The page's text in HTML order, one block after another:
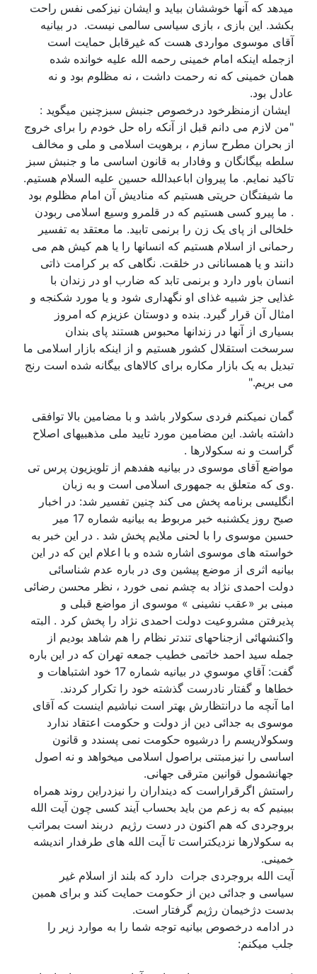
میدهد که آنها خوششان بیاید و ایشان نیزکمی نفس راحت
بکشد. این بازی ، بازی سیاسی سالمی نیست. در بیانیه
آقای موسوی مواردی هست که غیرقابل حمایت است
ازجمله اینکه امام خمینی رحمه الله علیه خوانده شده
همان خمینی که نه رحمت داشت ، نه مظلوم بود و نه
عادل بود.
ایشان ازمنظرخود درخصوص جنبش سبزچنین میگوید :
"من لازم می دانم قبل از آنکه راه حل خودم را برای خروج
از بحران مطرح سازم ، برهویت اسلامی و ملی و مخالف
سلطه بیگانگان و وفادار به قانون اساسی ما و جنبش سبز
تاکید نمایم. ما پیروان اباعبدالله حسین علیه السلام هستیم.
ما شیفتگان حریتی هستیم که منادیش آن امام مظلوم بود
. ما پیرو کسی هستیم که در قلمرو وسیع اسلامی ربودن
خلخالی از پای یک زن را برنمی تابید. ما معتقد به تفسیر
رحمانی از اسلام هستیم که انسانها را یا هم کیش هم می
دانند و یا همسانانی در خلقت. نگاهی که بر کرامت ذاتی
انسان باور دارد و برنمی تابد که ضارب او در زندان با
غذایی جز شبیه غذای او نگهداری شود و یا مورد شکنجه و
امثال آن قرار گیرد. بنده و دوستان عزیزم که امروز
بسیاری از آنها در زندانها محبوس هستند پای بندان
سرسخت استقلال کشور هستیم و از اینکه بازار اسلامی ما
تبدیل به یک بازار مکاره برای کالاهای بیگانه شده است رنج
می بریم."
گمان نمیکنم فردی سکولار باشد و با مضامین بالا توافقی
داشته باشد. این مضامین مورد تایید ملی مذهبیهای اصلاح
گراست و نه سکولارها .
مواضع آقای موسوی در بیانیه هفدهم از تلویزیون پرس تی
.وی که متعلق به جمهوری اسلامی است و به زبان
انگلیسی برنامه پخش می کند چنین تفسیر شد: در اخبار
صبح روز یکشنبه خبر مربوط به بیانیه شماره 17 میر
حسین موسوی را با لحنی ملایم پخش شد . در این خبر به
خواسته های موسوی اشاره شده و با اعلام این که در این
بیانیه اثری از موضع پیشین وی در باره عدم شناسائی
دولت احمدی نژاد به چشم نمی خورد ، نظر محسن رضائی
مبنی بر «عقب نشینی » موسوی از مواضع قبلی و
پذیرفتن مشروعیت دولت احمدی نژاد را پخش کرد . البته
واکنشهائی ازجناحهای تندتر نظام را هم شاهد بودیم از
جمله سید احمد خاتمی خطیب جمعه تهران که در این باره
گفت: آقاي موسوي در بيانيه شماره 17 خود اشتباهات و
خطاها و گفتار نادرست گذشته خود را تكرار كردند.
اما آنچه ما درانتظارش بهتر است نباشیم اینست که آقای
موسوی به جدائی دین از دولت و حکومت اعتقاد ندارد
وسکولاریسم را درشیوه حکومت نمی پسندد و قانون
اساسی را نیزمبتنی براصول اسلامی میخواهد و نه اصول
جهانشمول قوانین مترقی جهانی.
راستش اگرقراراست که دینداران را نیزدراین روند همراه
ببینیم که به زعم من باید بحساب آیند کسی چون آیت الله
بروجردی که هم اکنون در دست رژیم دربند است بمراتب
به سکولارها نزدیکتراست تا آیت الله های طرفدار اندیشه
خمینی.
آیت الله بروجردی جرات دارد که بلند از اسلام غیر
سیاسی و جدائی دین از حکومت حمایت کند و برای همین
بدست دژخیمان رژیم گرفتار است.
در ادامه درخصوص بیانیه توجه شما را به موارد زیر را
جلب میکنم: